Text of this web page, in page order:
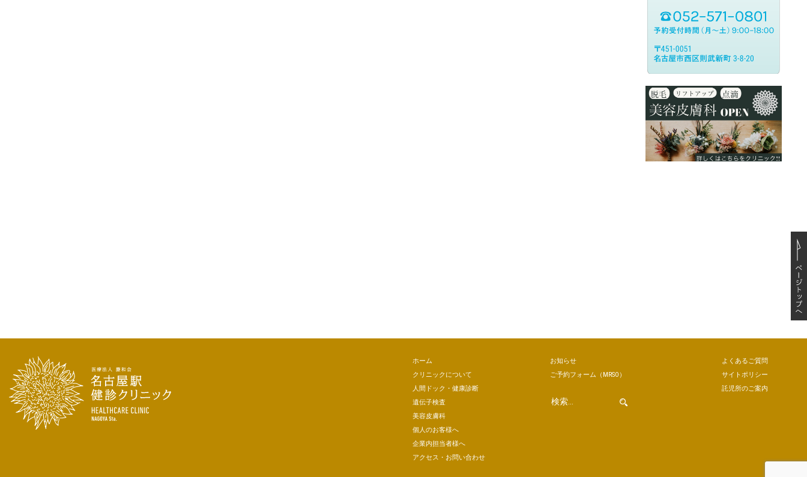
ホーム
クリニックについて
人間ドック・健康診断
遺伝子検査
美容皮膚科
個人のお客様へ
企業内担当者様へ
アクセス・お問い合わせ
お知らせ
ご予約フォーム （MRSO）
よくあるご質問
サイトポリシー
託児所のご案内